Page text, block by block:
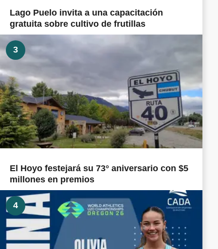
Lago Puelo invita a una capacitación
gratuita sobre cultivo de frutillas
3
El Hoyo festejará su 73° aniversario con $5
millones en premios
4